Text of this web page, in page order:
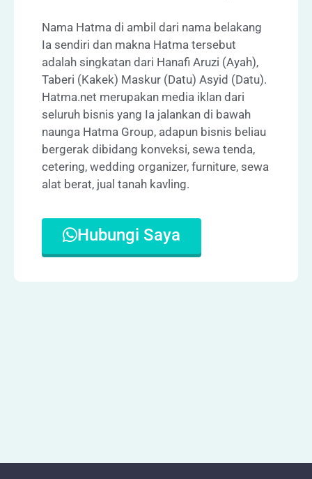
Nama Hatma di ambil dari nama belakang
Ia sendiri dan makna Hatma tersebut
adalah singkatan dari Hanafi Aruzi (Ayah),
Taberi (Kakek) Maskur (Datu) Asyid (Datu).
Hatma.net merupakan media iklan dari
seluruh bisnis yang Ia jalankan di bawah
naunga Hatma Group, adapun bisnis beliau
bergerak dibidang konveksi, sewa tenda,
cetering, wedding organizer, furniture, sewa
alat berat, jual tanah kavling.
Hubungi Saya